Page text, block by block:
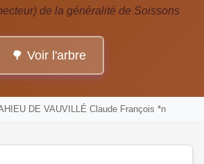
de la généralité de Soissons
🌳 Voir l'arbre
DE VAUVILLÉ Claude François *n